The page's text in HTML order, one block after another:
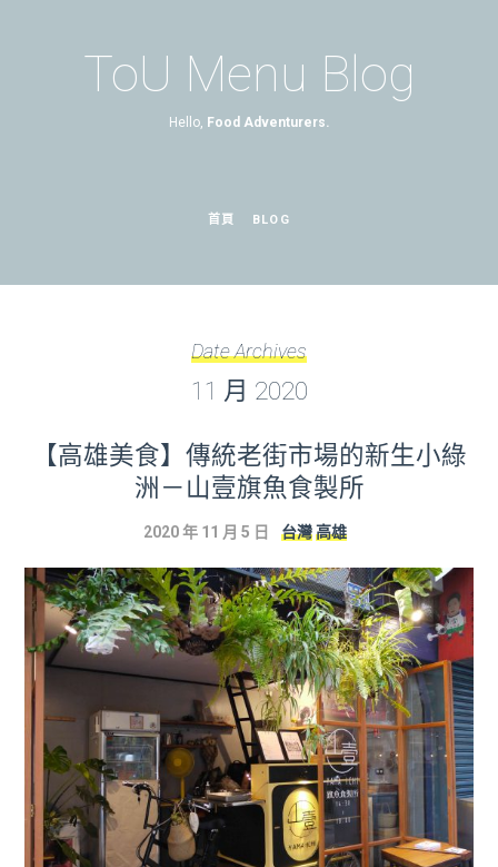
ToU Menu Blog
Hello, Food Adventurers.
首頁 BLOG
Date Archives
11 月 2020
【高雄美食】傳統老街市場的新生小綠
洲－山壹旗魚食製所
2020 年 11 月 5 日 台灣 高雄